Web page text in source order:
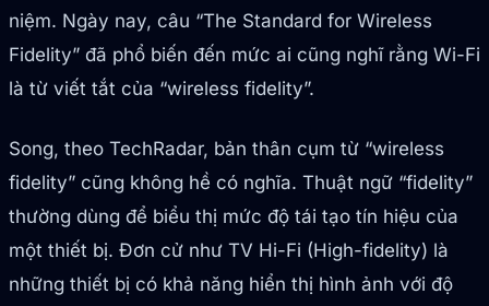
niệm. Ngày nay, câu “The Standard for Wireless
Fidelity” đã phổ biến đến mức ai cũng nghĩ rằng Wi-Fi
là từ viết tắt của “wireless fidelity”.
Song, theo TechRadar, bản thân cụm từ “wireless
fidelity” cũng không hề có nghĩa. Thuật ngữ “fidelity”
thường dùng để biểu thị mức độ tái tạo tín hiệu của
một thiết bị. Đơn cử như TV Hi-Fi (High-fidelity) là
những thiết bị có khả năng hiển thị hình ảnh với độ